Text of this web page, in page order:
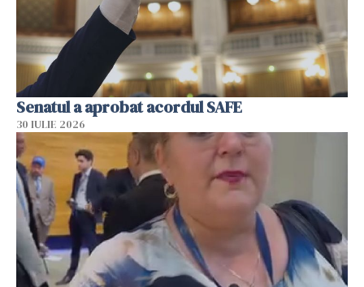
Senatul a aprobat acordul SAFE
30 IULIE 2026